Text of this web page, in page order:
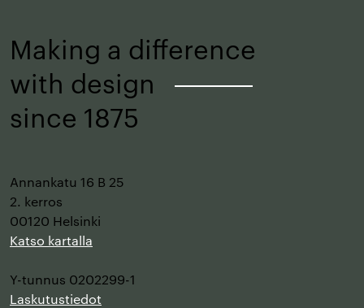
Making a difference
with design
since 1875
Annankatu 16 B 25
2. kerros
00120 Helsinki
Katso kartalla
Y-tunnus 0202299-1
Laskutustiedot